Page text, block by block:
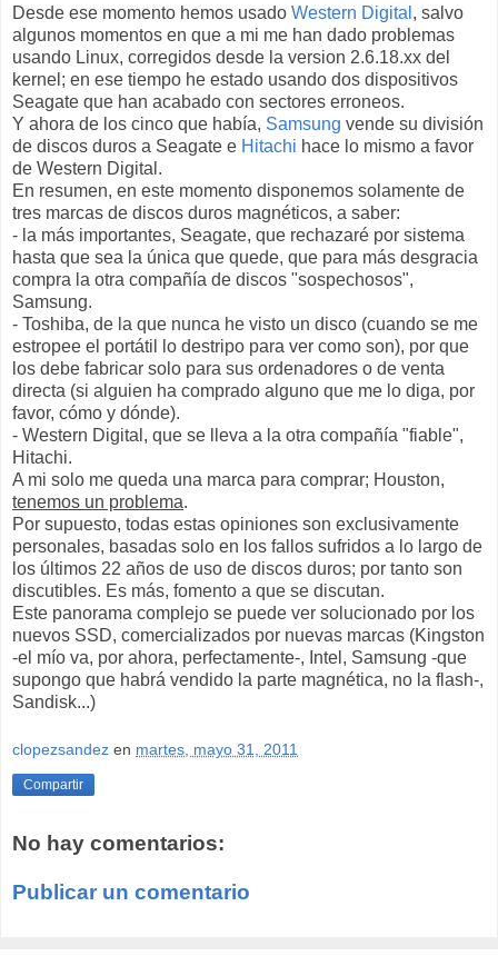
Desde ese momento hemos usado Western Digital , salvo
algunos momentos en que a mi me han dado problemas
usando Linux, corregidos desde la version 2.6.18.xx del
kernel; en ese tiempo he estado usando dos dispositivos
Seagate que han acabado con sectores erroneos.
Y ahora de los cinco que había, Samsung vende su división
de discos duros a Seagate e Hitachi hace lo mismo a favor
de Western Digital.
En resumen, en este momento disponemos solamente de
tres marcas de discos duros magnéticos, a saber:
- la más importantes, Seagate, que rechazaré por sistema
hasta que sea la única que quede, que para más desgracia
compra la otra compañía de discos "sospechosos",
Samsung.
- Toshiba, de la que nunca he visto un disco (cuando se me
estropee el portátil lo destripo para ver como son), por que
los debe fabricar solo para sus ordenadores o de venta
directa (si alguien ha comprado alguno que me lo diga, por
favor, cómo y dónde).
- Western Digital, que se lleva a la otra compañía "fiable",
Hitachi.
A mi solo me queda una marca para comprar; Houston,
tenemos un problema.
Por supuesto, todas estas opiniones son exclusivamente
personales, basadas solo en los fallos sufridos a lo largo de
los últimos 22 años de uso de discos duros; por tanto son
discutibles. Es más, fomento a que se discutan.
Este panorama complejo se puede ver solucionado por los
nuevos SSD, comercializados por nuevas marcas (Kingston
-el mío va, por ahora, perfectamente-, Intel, Samsung -que
supongo que habrá vendido la parte magnética, no la flash-,
Sandisk...)
clopezsandez en martes, mayo 31, 2011
Compartir
No hay comentarios:
Publicar un comentario